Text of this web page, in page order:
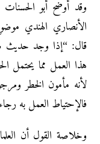
وقد أوضح أبو الحسنات
الأنصاري الهندي
قال: “إذا وجد حديث
هذا العمل مما يحتمل
لأنه مأمون الخطر
فالإحتياط العمل به
وخلاصة القول أن